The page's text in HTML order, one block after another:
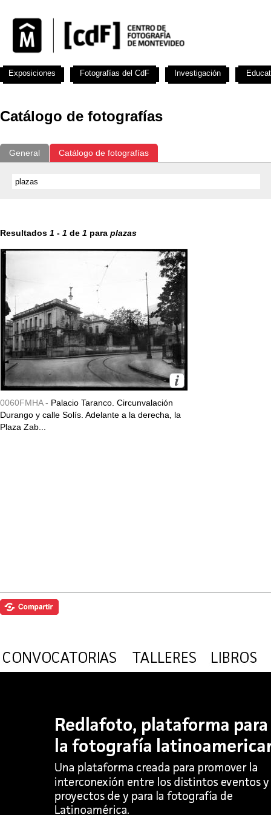
Catálogo de fotografías
General Catálogo de fotografías
Resultados 1 - 1 de 1 para plazas
0060FMHA - Palacio Taranco. Circunvalación
Durango y calle Solís. Adelante a la derecha, la
Plaza Zab...
Exposiciones Fotografías del CdF Investigación